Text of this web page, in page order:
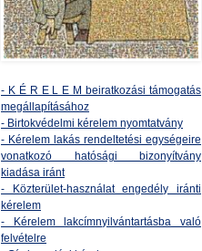
- K É R E L E M beiratkozási támogatás
megállapításához
- Birtokvédelmi kérelem nyomtatvány
- Kérelem lakás rendeltetési egységeire
vonatkozó hatósági bizonyítvány
kiadása iránt
- Közterület-használat engedély iránti
kérelem
- Kérelem lakcímnyilvántartásba való
felvételre